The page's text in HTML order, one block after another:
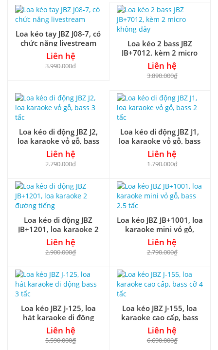
Loa kéo tay JBZ J08-7, có
chức năng livestream
Liên hệ
3.990.000₫
Loa kéo 2 bass JBZ
JB+7012, kèm 2 micro
không dây
Liên hệ
3.890.000₫
Loa kéo di động JBZ J2,
loa karaoke vỏ gỗ, bass
3 tấc
Liên hệ
2.790.000₫
Loa kéo di động JBZ J1,
loa karaoke vỏ gỗ, bass
2 tấc
Liên hệ
1.790.000₫
Loa kéo di động JBZ
JB+1201, loa karaoke 2
đường tiếng
Liên hệ
2.900.000₫
Loa kéo JBZ JB+1001, loa
karaoke mini vỏ gỗ,
bass 2.5 tấc
Liên hệ
2.790.000₫
Loa kéo JBZ J-125, loa
hát karaoke di động
bass 3 tấc
Liên hệ
5.590.000₫
Loa kéo JBZ J-155, loa
karaoke cao cấp, bass
cỡ 4 tấc
Liên hệ
6.690.000₫